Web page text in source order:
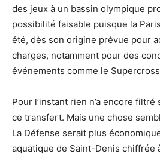
des jeux à un bassin olympique
possibilité faisable puisque la
été, dès son origine prévue pour
charges, notamment pour des
événements comme le
Pour l’instant rien n’a encore
ce transfert. Mais une chose
La Défense serait plus
aquatique de Saint-Denis chiffrée